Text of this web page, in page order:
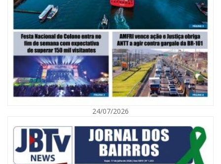
08/08/2026 | 07:00
Saúde de BC abre inscrições para Oficina Regional de Qualidade em
Vigilância Sanitária
PENHA
24/07/2026